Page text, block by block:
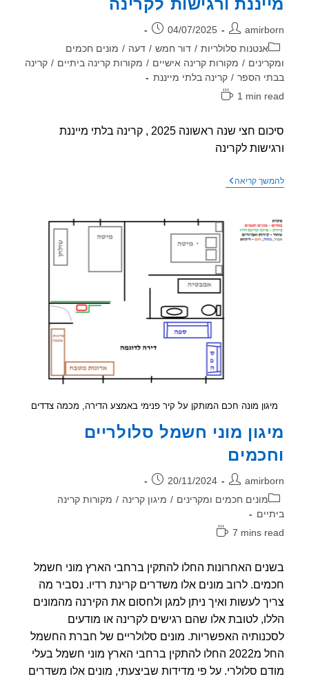
הפעלה
גוגלפורסם:
04/07/2025
אנטנות סלולריות / דור חמש / דעה / מונים חכמים
/ מקורות קרינה אישיים / מקורות קרינה ביתיים / קרינה
הספר / קרינה בלתי מייננת
1 min
סיכום חצי שנה ראשונה 2025 , קרינה בלתי מייננת
לקרינה
קריאהסרטון
חצי
שנה
מונה חכם המותקן על קיר פנימי באמצע הדירה, מכמה צדדים
מוני חשמל סלולריים
פורסם:
20/11/2024
מונים חכמים ומקרינים / מיגון קרינה / מקורות קרינה
7 mins
האחרונות החלו להתקין ברחבי הארץ מוני חשמל
לרוב מונים אלו משדרים קרינת רדיו. נסביר מה
לעשות ואיך ניתן למגן ולחסום את הקירנה מהמונים
לטובת אלו שהם רגישים לקרינה או מודעים
האפשריות. מונים סלולריים של חברת החשמל
החל מ2022 החלו להתקין ברחבי הארץ מוני חשמל בעלי
סלולרי. על פי מדידות שביצעתי, מונים אלו משדרים